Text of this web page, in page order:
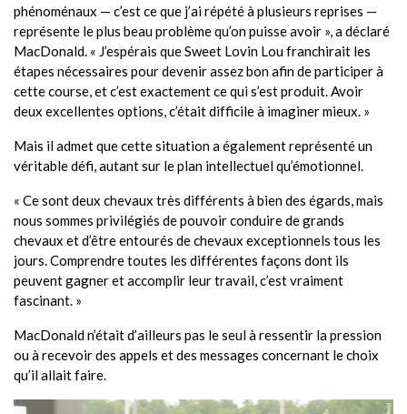
phénoménaux — c’est ce que j’ai répété à plusieurs reprises —
représente le plus beau problème qu’on puisse avoir », a déclaré
MacDonald. « J’espérais que Sweet Lovin Lou franchirait les
étapes nécessaires pour devenir assez bon afin de participer à
cette course, et c’est exactement ce qui s’est produit. Avoir
deux excellentes options, c’était difficile à imaginer mieux. »
Mais il admet que cette situation a également représenté un
véritable défi, autant sur le plan intellectuel qu’émotionnel.
« Ce sont deux chevaux très différents à bien des égards, mais
nous sommes privilégiés de pouvoir conduire de grands
chevaux et d’être entourés de chevaux exceptionnels tous les
jours. Comprendre toutes les différentes façons dont ils
peuvent gagner et accomplir leur travail, c’est vraiment
fascinant. »
MacDonald n’était d’ailleurs pas le seul à ressentir la pression
ou à recevoir des appels et des messages concernant le choix
qu’il allait faire.